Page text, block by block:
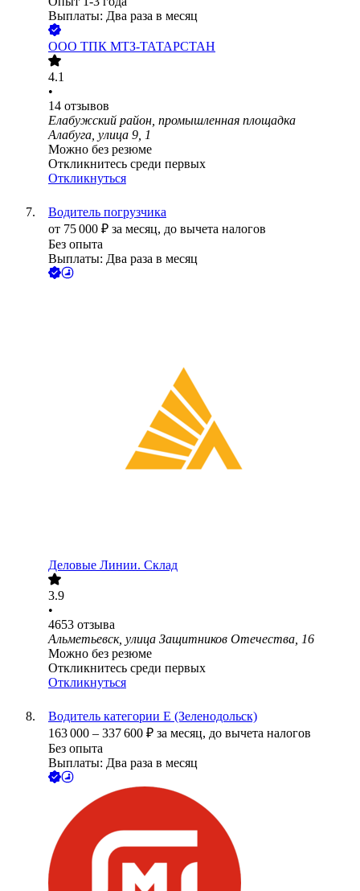
Выплаты: Два раза в месяц
ООО ТПК МТЗ-ТАТАРСТАН
4.1
•
14 отзывов
Елабужский район, промышленная площадка
Алабуга, улица 9, 1
Можно без резюме
Откликнитесь среди первых
Откликнуться
Водитель погрузчика
от 75 000 ₽ за месяц, до вычета налогов
Без опыта
Выплаты: Два раза в месяц
Деловые Линии. Склад
3.9
•
4653 отзыва
Альметьевск, улица Защитников Отечества, 16
Можно без резюме
Откликнитесь среди первых
Откликнуться
Водитель категории Е (Зеленодольск)
163 000 – 337 600 ₽ за месяц, до вычета налогов
Без опыта
Выплаты: Два раза в месяц